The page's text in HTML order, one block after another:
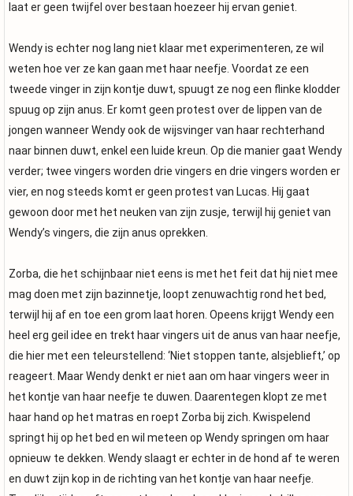
laat er geen twijfel over bestaan hoezeer hij ervan geniet.
Wendy is echter nog lang niet klaar met experimenteren, ze wil
weten hoe ver ze kan gaan met haar neefje. Voordat ze een
tweede vinger in zijn kontje duwt, spuugt ze nog een flinke klodder
spuug op zijn anus. Er komt geen protest over de lippen van de
jongen wanneer Wendy ook de wijsvinger van haar rechterhand
naar binnen duwt, enkel een luide kreun. Op die manier gaat Wendy
verder; twee vingers worden drie vingers en drie vingers worden er
vier, en nog steeds komt er geen protest van Lucas. Hij gaat
gewoon door met het neuken van zijn zusje, terwijl hij geniet van
Wendy’s vingers, die zijn anus oprekken.
Zorba, die het schijnbaar niet eens is met het feit dat hij niet mee
mag doen met zijn bazinnetje, loopt zenuwachtig rond het bed,
terwijl hij af en toe een grom laat horen. Opeens krijgt Wendy een
heel erg geil idee en trekt haar vingers uit de anus van haar neefje,
die hier met een teleurstellend: ‘Niet stoppen tante, alsjeblieft,’ op
reageert. Maar Wendy denkt er niet aan om haar vingers weer in
het kontje van haar neefje te duwen. Daarentegen klopt ze met
haar hand op het matras en roept Zorba bij zich. Kwispelend
springt hij op het bed en wil meteen op Wendy springen om haar
opnieuw te dekken. Wendy slaagt er echter in de hond af te weren
en duwt zijn kop in de richting van het kontje van haar neefje.